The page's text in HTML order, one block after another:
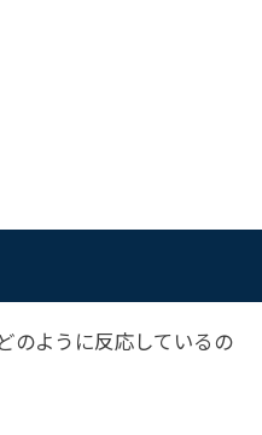
のように反応しているの